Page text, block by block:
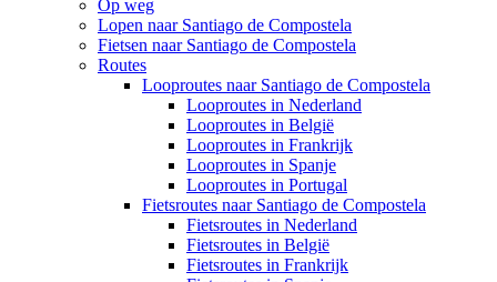
Op weg
Lopen naar Santiago de Compostela
Fietsen naar Santiago de Compostela
Routes
Looproutes naar Santiago de Compostela
Looproutes in Nederland
Looproutes in België
Looproutes in Frankrijk
Looproutes in Spanje
Looproutes in Portugal
Fietsroutes naar Santiago de Compostela
Fietsroutes in Nederland
Fietsroutes in België
Fietsroutes in Frankrijk